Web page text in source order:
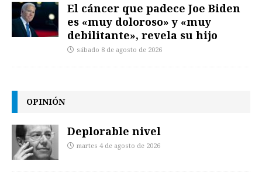
El cáncer que padece Joe Biden
es «muy doloroso» y «muy
debilitante», revela su hijo
sábado 8 de agosto de 2026
OPINIÓN
Deplorable nivel
martes 4 de agosto de 2026